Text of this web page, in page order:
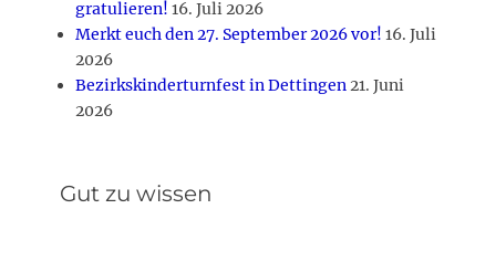
gratulieren! 16. Juli 2026
Merkt euch den 27. September 2026 vor! 16. Juli
2026
Bezirkskinderturnfest in Dettingen21. Juni
2026
Gut zu wissen